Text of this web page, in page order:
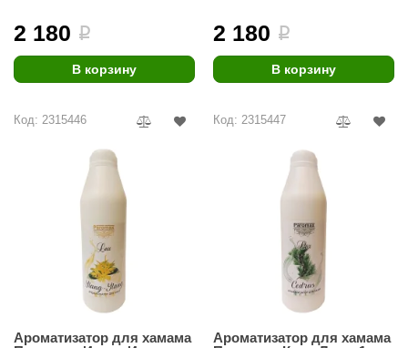
2 180 i
В корзину
2 180 i
В корзину
Код: 2315446
Ароматизатор для хамама
Код: 2315447
Ароматизатор для хамама